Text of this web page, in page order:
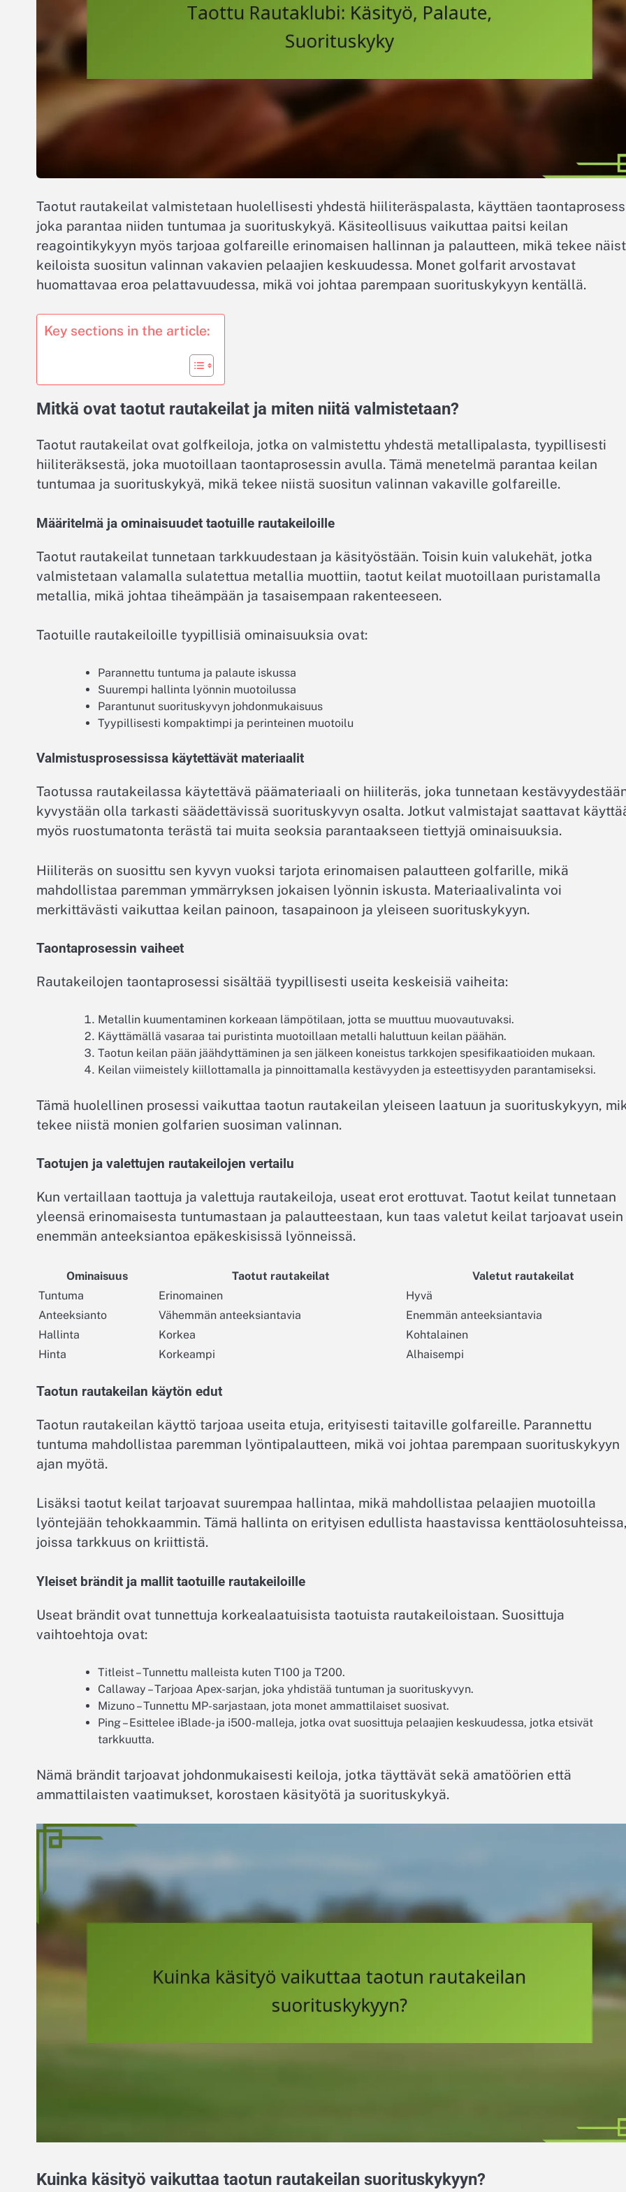
Taotut rautakeilat valmistetaan huolellisesti yhdestä hiiliteräspalasta, käyttäen
joka parantaa niiden tuntumaa ja suorituskykyä. Käsiteollisuus vaikuttaa paitsi keilan
reagointikykyyn myös tarjoaa golfareille erinomaisen hallinnan ja palautteen, mikä tekee
keiloista suositun valinnan vakavien pelaajien keskuudessa. Monet golfarit arvostavat
huomattavaa eroa pelattavuudessa, mikä voi johtaa parempaan suorituskykyyn kentällä.
Key sections in the article:
Mitkä ovat taotut rautakeilat ja miten niitä valmistetaan?
Taotut rautakeilat ovat golfkeiloja, jotka on valmistettu yhdestä metallipalasta, tyypillisesti
hiiliteräksestä, joka muotoillaan taontaprosessin avulla. Tämä menetelmä parantaa keilan
tuntumaa ja suorituskykyä, mikä tekee niistä suositun valinnan vakaville golfareille.
Määritelmä ja ominaisuudet taotuille rautakeiloille
Taotut rautakeilat tunnetaan tarkkuudestaan ja käsityöstään. Toisin kuin valukehät, jotka
valmistetaan valamalla sulatettua metallia muottiin, taotut keilat muotoillaan puristamalla
metallia, mikä johtaa tiheämpään ja tasaisempaan rakenteeseen.
Taotuille rautakeiloille tyypillisiä ominaisuuksia ovat:
Parannettu tuntuma ja palaute iskussa
Suurempi hallinta lyönnin muotoilussa
Parantunut suorituskyvyn johdonmukaisuus
Tyypillisesti kompaktimpi ja perinteinen muotoilu
Valmistusprosessissa käytettävät materiaalit
Taotussa rautakeilassa käytettävä päämateriaali on hiiliteräs, joka tunnetaan
kyvystään olla tarkasti säädettävissä suorituskyvyn osalta. Jotkut valmistajat saattavat
myös ruostumatonta terästä tai muita seoksia parantaakseen tiettyjä ominaisuuksia.
Hiiliteräs on suosittu sen kyvyn vuoksi tarjota erinomaisen palautteen golfarille, mikä
mahdollistaa paremman ymmärryksen jokaisen lyönnin iskusta. Materiaalivalinta voi
merkittävästi vaikuttaa keilan painoon, tasapainoon ja yleiseen suorituskykyyn.
Taontaprosessin vaiheet
Rautakeilojen taontaprosessi sisältää tyypillisesti useita keskeisiä vaiheita:
Metallin kuumentaminen korkeaan lämpötilaan, jotta se muuttuu muovautuvaksi.
Käyttämällä vasaraa tai puristinta muotoillaan metalli haluttuun keilan päähän.
Taotun keilan pään jäähdyttäminen ja sen jälkeen koneistus tarkkojen spesifikaatioiden mukaan.
Keilan viimeistely kiillottamalla ja pinnoittamalla kestävyyden ja esteettisyyden parantamiseksi.
Tämä huolellinen prosessi vaikuttaa taotun rautakeilan yleiseen laatuun ja suorituskykyyn,
tekee niistä monien golfarien suosiman valinnan.
Taotujen ja valettujen rautakeilojen vertailu
Kun vertaillaan taottuja ja valettuja rautakeiloja, useat erot erottuvat. Taotut keilat tunnetaan
yleensä erinomaisesta tuntumastaan ja palautteestaan, kun taas valetut keilat tarjoavat usein
enemmän anteeksiantoa epäkeskisissä lyönneissä.
Ominaisuus Taotut rautakeilat
Valetut rautakeilat
Tuntuma
Erinomainen
Hyvä
Anteeksianto
Vähemmän anteeksiantavia
Enemmän anteeksiantavia
Hallinta
Korkea
Kohtalainen
Hinta
Korkeampi Alhaisempi
Taotun rautakeilan käytön edut
Taotun rautakeilan käyttö tarjoaa useita etuja, erityisesti taitaville golfareille. Parannettu
tuntuma mahdollistaa paremman lyöntipalautteen, mikä voi johtaa parempaan suorituskykyyn
ajan myötä.
Lisäksi taotut keilat tarjoavat suurempaa hallintaa, mikä mahdollistaa pelaajien muotoilla
lyöntejään tehokkaammin. Tämä hallinta on erityisen edullista haastavissa
joissa tarkkuus on kriittistä.
Yleiset brändit ja mallit taotuille rautakeiloille
Useat brändit ovat tunnettuja korkealaatuisista taotuista rautakeiloistaan. Suosittuja
vaihtoehtoja ovat:
Titleist – Tunnettu malleista kuten T100 ja T200.
Callaway – Tarjoaa Apex-sarjan, joka yhdistää tuntuman ja suorituskyvyn.
Mizuno – Tunnettu MP-sarjastaan, jota monet ammattilaiset suosivat.
Ping – Esittelee iBlade- ja i500-malleja, jotka ovat suosittuja pelaajien keskuudessa, jotka etsivät
tarkkuutta.
Nämä brändit tarjoavat johdonmukaisesti keiloja, jotka täyttävät sekä amatöörien että
ammattilaisten vaatimukset, korostaen käsityötä ja suorituskykyä.
Kuinka käsityö vaikuttaa taotun rautakeilan suorituskykyyn?